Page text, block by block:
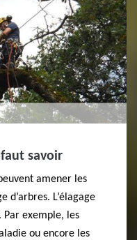
faut savoir
amener les
d’arbres. L’élagage
exemple, les
ou encore les